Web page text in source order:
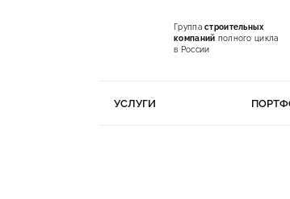
Группастроительных
компаний полного цикла
в России
УСЛУГИ